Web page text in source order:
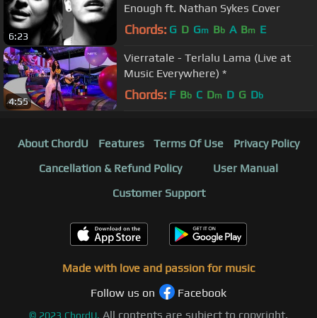
6:23
Enough ft. Nathan Sykes Cover
Chords: G D Gm Bb A Bm E
4:55
Vierratale - Terlalu Lama (Live at
Music Everywhere) *
Chords: F Bb C Dm D G Db
About ChordU Features Terms Of Use
Privacy Policy
Cancellation & Refund Policy
User Manual
Customer Support
Made with love and passion for music
Follow us on
Facebook
© 2023 ChordU. All contents are subject to copyright,